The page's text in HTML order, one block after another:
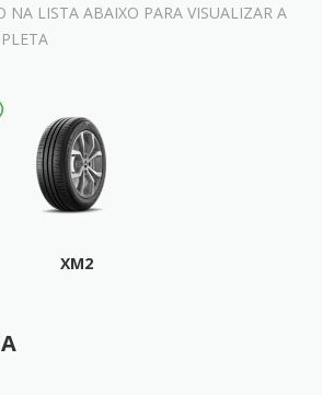
NA LISTA ABAIXO PARA VISUALIZAR A
XM2